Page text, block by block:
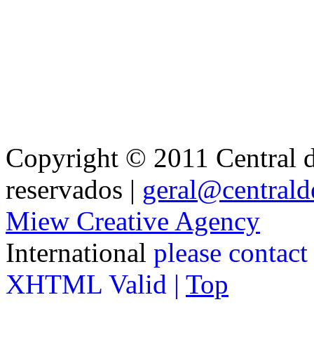
Copyright © 2011 Central
reservados |
Miew Creative Agency
International please
XHTML Valid | Top